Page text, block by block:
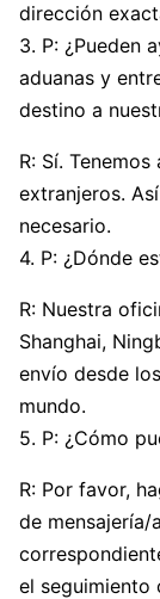
dirección
3. P: ¿Pueden
aduanas y
destino a
R: Sí.
extranjeros.
necesario.
4. P: ¿Dónde
R: Nuestra
Shanghai,
envío desde
mundo.
5. P: ¿Cómo
R: Por favor,
de
el seguimiento